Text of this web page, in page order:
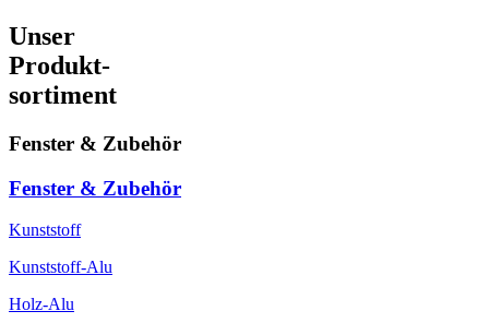
Unser
Produkt-
sortiment
Fenster & Zubehör
Fenster & Zubehör
Kunststoff
Kunststoff-Alu
Holz-Alu